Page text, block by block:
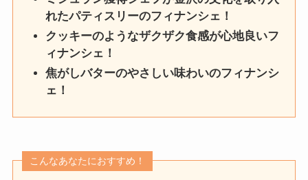
れたパティスリーのフィナンシェ！
クッキーのようなザクザク食感が心地良いフ
ィナンシェ！
焦がしバターのやさしい味わいのフィナンシ
ェ！
こんなあなたにおすすめ！